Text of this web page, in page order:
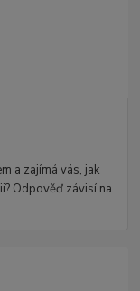
a zajímá vás, jak
Odpověď závisí na